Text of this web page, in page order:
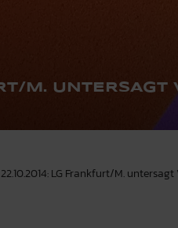
M.
22.10.2014: LG Frankfurt/M.